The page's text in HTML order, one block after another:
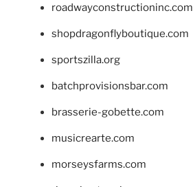
roadwayconstructioninc.com
shopdragonflyboutique.com
sportszilla.org
batchprovisionsbar.com
brasserie-gobette.com
musicrearte.com
morseysfarms.com